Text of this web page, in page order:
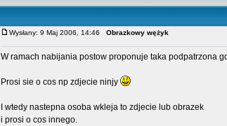
Wysłany: 9 Maj 2006, 14:46 Obrazkowy wężyk
W ramach nabijania postow proponuje taka podpatrzona
Prosi sie o cos np zdjecie ninjy
I wtedy nastepna osoba wkleja to zdjecie lub obrazek
i prosi o cos innego.